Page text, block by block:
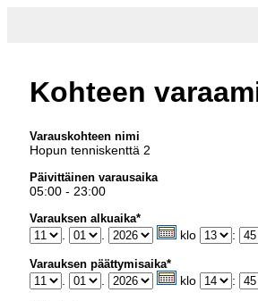
Kohteen
Varauskohteen nimi
Hopun tenniskenttä 2
Päivittäinen varausaika
05:00 - 23:00
Varauksen alkuaika*
klo :
Varauksen päättymisaika*
klo :